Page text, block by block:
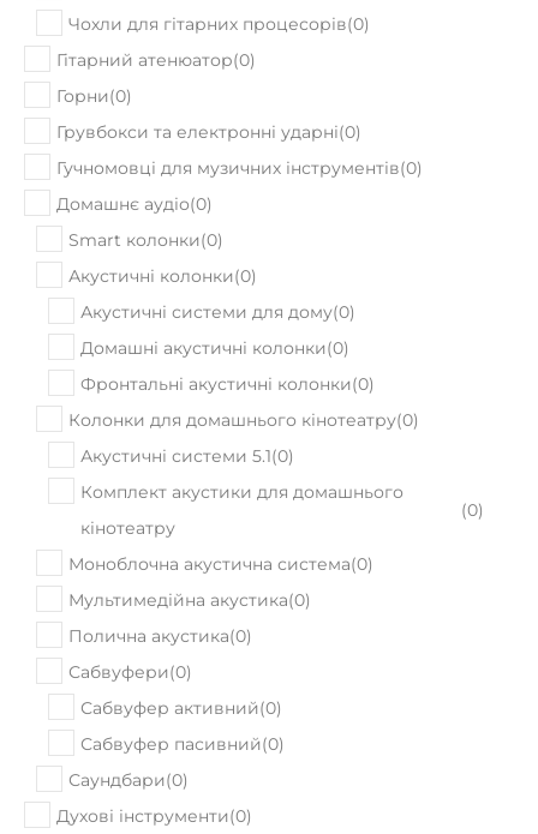
Чохли для гітарних процесорів(0)
Гітарний атенюатор(0)
Горни(0)
Грувбокси та електронні ударні(0)
Гучномовці для музичних інструментів(0)
Домашнє аудіо(0)
Smart колонки(0)
Акустичні колонки(0)
Акустичні системи для дому(0)
Домашні акустичні колонки(0)
Фронтальні акустичні колонки(0)
Колонки для домашнього кінотеатру(0)
Акустичні системи 5.1(0)
Комплект акустики для домашнього
кінотеатру
(0)
Моноблочна акустична система(0)
Мультимедійна акустика(0)
Полична акустика(0)
Сабвуфери(0)
Сабвуфер активний(0)
Сабвуфер пасивний(0)
Саундбари(0)
Духові інструменти(0)